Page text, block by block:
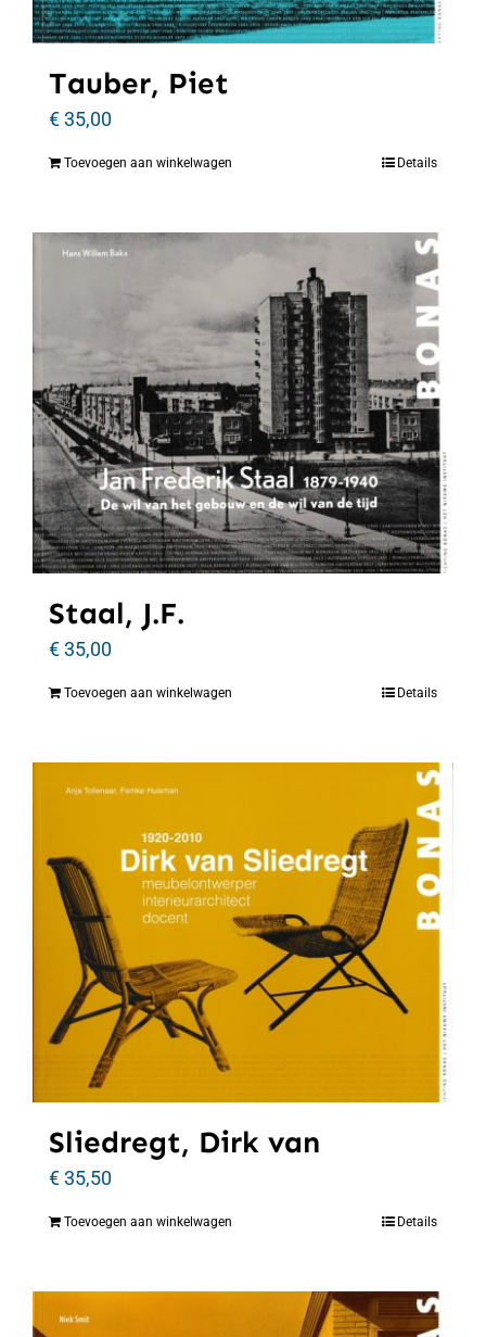
Tauber, Piet
€35,00
Toevoegen aan winkelwagen Details
Staal, J.F.
€35,00
Toevoegen aan winkelwagen Details
Sliedregt, Dirk van
€35,50
Toevoegen aan winkelwagen Details